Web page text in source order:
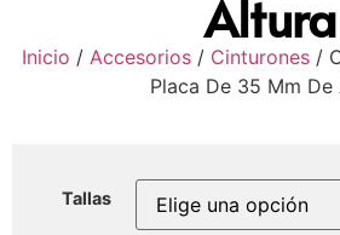
Altura
Inicio / Accesorios/ Cinturones/
Placa De 35 Mm De
Tallas